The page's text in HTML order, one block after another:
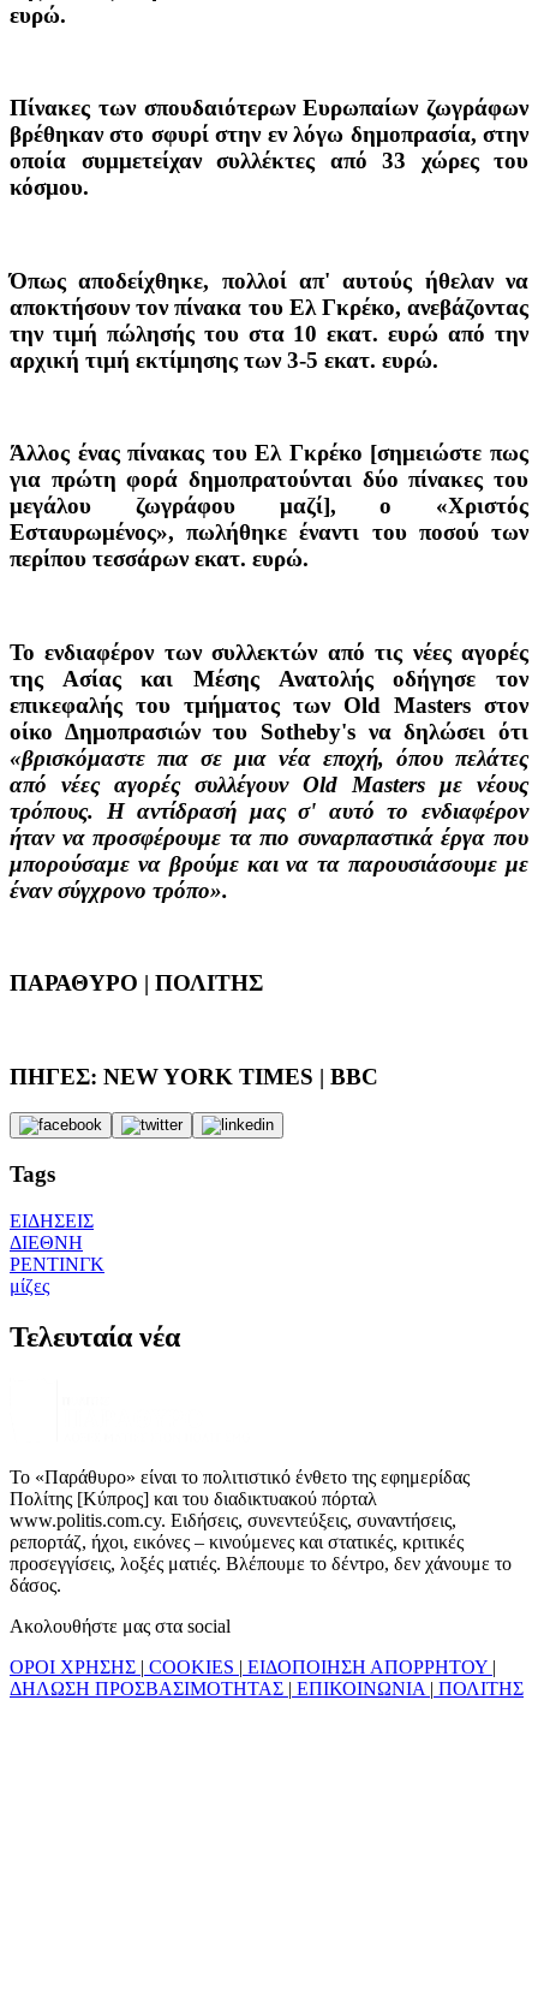
ευρώ.
Πίνακες των σπουδαιότερων Ευρωπαίων ζωγράφων
βρέθηκαν στο σφυρί στην εν λόγω δημοπρασία, στην
οποία συμμετείχαν συλλέκτες από 33 χώρες του
κόσμου.
Όπως αποδείχθηκε, πολλοί απ' αυτούς ήθελαν να
αποκτήσουν τον πίνακα του Ελ Γκρέκο, ανεβάζοντας
την τιμή πώλησής του στα 10 εκατ. ευρώ από την
αρχική τιμή εκτίμησης των 3-5 εκατ. ευρώ.
Άλλος ένας πίνακας του Ελ Γκρέκο [σημειώστε πως
για πρώτη φορά δημοπρατούνται δύο πίνακες του
μεγάλου ζωγράφου μαζί], ο «Χριστός
Εσταυρωμένος», πωλήθηκε έναντι του ποσού των
περίπου τεσσάρων εκατ. ευρώ.
Το ενδιαφέρον των συλλεκτών από τις νέες αγορές
της Ασίας και Μέσης Ανατολής οδήγησε τον
επικεφαλής του τμήματος των Old Masters στον
οίκο Δημοπρασιών του Sotheby's να δηλώσει ότι
«βρισκόμαστε πια σε μια νέα εποχή, όπου πελάτες
από νέες αγορές συλλέγουν Old Masters με νέους
τρόπους. Η αντίδρασή μας σ' αυτό το ενδιαφέρον
ήταν να προσφέρουμε τα πιο συναρπαστικά έργα που
μπορούσαμε να βρούμε και να τα παρουσιάσουμε με
έναν σύγχρονο τρόπο».
ΠΑΡΑΘΥΡΟ | ΠΟΛΙΤΗΣ
ΠΗΓΕΣ: NEW YORK TIMES | BBC
Tags
ΕΙΔΗΣΕΙΣ
ΔΙΕΘΝΗ
ΡΕΝΤΙΝΓΚ
μίζες
Τελευταία νέα
Το «Παράθυρο» είναι το πολιτιστικό ένθετο της εφημερίδας
Πολίτης [Κύπρος] και του διαδικτυακού πόρταλ
www.politis.com.cy. Ειδήσεις, συνεντεύξεις, συναντήσεις,
ρεπορτάζ, ήχοι, εικόνες – κινούμενες και στατικές, κριτικές
προσεγγίσεις, λοξές ματιές. Βλέπουμε το δέντρο, δεν χάνουμε το
δάσος.
Ακολουθήστε μας στα social
ΟΡΟΙ ΧΡΗΣΗΣ | COOKIES | ΕΙΔΟΠΟΙΗΣΗ ΑΠΟΡΡΗΤΟΥ |
ΔΗΛΩΣΗ ΠΡΟΣΒΑΣΙΜΟΤΗΤΑΣ | ΕΠΙΚΟΙΝΩΝΙΑ | ΠΟΛΙΤΗΣ